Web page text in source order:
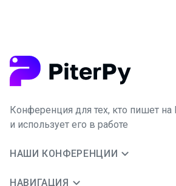
Конференция для тех, кто пишет на
и использует его в работе
НАШИ КОНФЕРЕНЦИИ
НАВИГАЦИЯ